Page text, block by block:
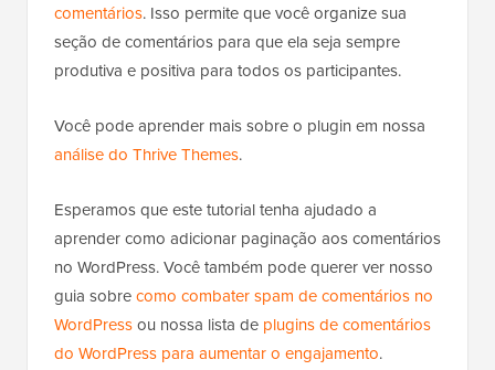
comentários. Isso permite que você organize sua
seção de comentários para que ela seja sempre
produtiva e positiva para todos os participantes.
Você pode aprender mais sobre o plugin em nossa
análise do Thrive Themes.
Esperamos que este tutorial tenha ajudado a
aprender como adicionar paginação aos comentários
no WordPress. Você também pode querer ver nosso
guia sobrecomo combater spam de comentários no
WordPressou nossa lista de plugins de comentários
do WordPress para aumentar o engajamento.